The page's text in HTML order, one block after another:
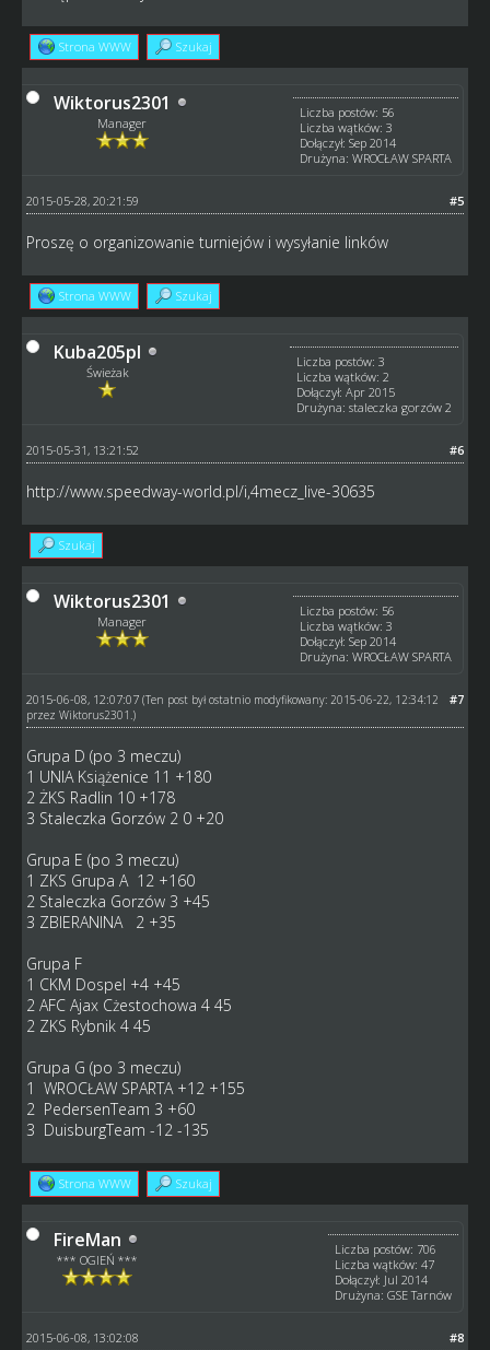
Strona WWW Szukaj
Wiktorus2301
Manager
Liczba postów: 56
Liczba wątków: 3
Dołączył: Sep 2014
Drużyna: WROCŁAW SPARTA
#5
2015-05-28, 20:21:59
Proszę o organizowanie turniejów i wysyłanie linków
Strona WWW Szukaj
Kuba205pl
Świeżak
Liczba postów: 3
Liczba wątków: 2
Dołączył: Apr 2015
Drużyna: staleczka gorzów 2
#6
2015-05-31, 13:21:52
http://www.speedway-world.pl/i,4mecz_live-30635
Szukaj
Wiktorus2301
Manager
Liczba postów: 56
Liczba wątków: 3
Dołączył: Sep 2014
Drużyna: WROCŁAW SPARTA
#7
2015-06-08, 12:07:07 (Ten post był ostatnio modyfikowany: 2015-06-22, 12:34:12
przez Wiktorus2301 .)
Grupa D (po 3 meczu)
1 UNIA Książenice 11 +180
2 ŻKS Radlin 10 +178
3 Staleczka Gorzów 2 0 +20
Grupa E (po 3 meczu)
1 ZKS Grupa A 12 +160
2 Staleczka Gorzów 3 +45
3 ZBIERANINA 2 +35
Grupa F
1 CKM Dospel +4 +45
2 AFC Ajax Cżestochowa 4 45
2 ZKS Rybnik 4 45
Grupa G (po 3 meczu)
1 WROCŁAW SPARTA +12 +155
2 PedersenTeam 3 +60
3 DuisburgTeam -12 -135
Strona WWW Szukaj
FireMan
*** OGIEŃ ***
Liczba postów: 706
Liczba wątków: 47
Dołączył: Jul 2014
Drużyna: GSE Tarnów
#8
2015-06-08, 13:02:08